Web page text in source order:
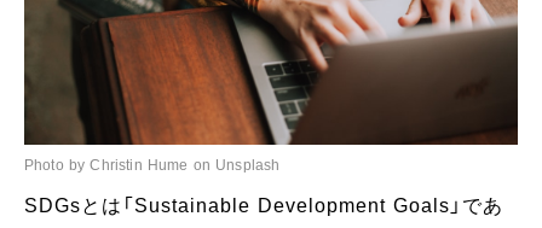
Photo by Christin Hume on Unsplash
SDGsとは「Sustainable Development Goals」であ